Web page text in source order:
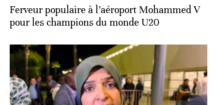
Ferveur populaire à l’aéroport Mohammed V
pour les champions du monde U20